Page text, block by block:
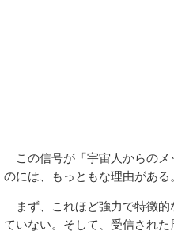
この信号が「宇宙人からのメ
のには、もっともな理由がある
まず、これほど強力で特徴的
ていない。そして、受信され